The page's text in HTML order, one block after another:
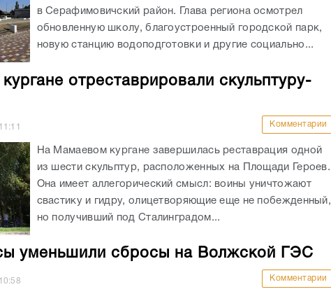
в Серафимовичский район. Глава региона осмотрел
обновленную школу, благоустроенный городской парк,
новую станцию водоподготовки и другие социально...
отреставрировали скульптуру-
11:11 Комментарии
На Мамаевом кургане завершилась реставрация одной
из шести скульптур, расположенных на Площади Героев.
Она имеет аллегорический смысл: воины уничтожают
свастику и гидру, олицетворяющие еще не побежденный,
но получивший под Сталинградом...
уменьшили сбросы на Волжской ГЭС
10:58 Комментарии